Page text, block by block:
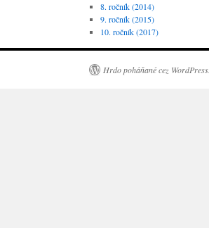
8. ročník (2014)
9. ročník (2015)
10. ročník (2017)
Hrdo poháňané cez WordPress.